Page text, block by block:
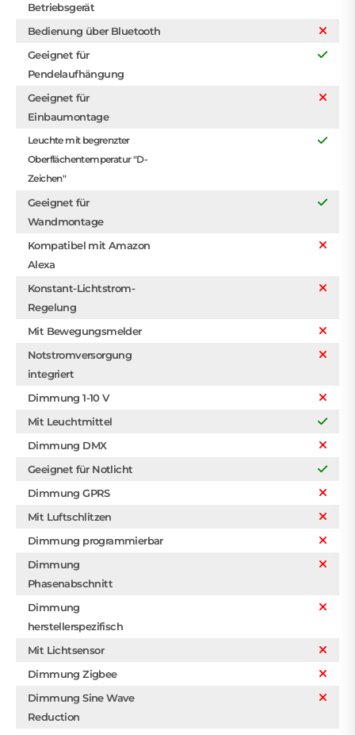
Betriebsgerät
Bedienung über Bluetooth
Geeignet für
Pendelaufhängung
Geeignet für
Einbaumontage
Leuchte mit begrenzter
Oberflächentemperatur "D-
Zeichen"
Geeignet für
Wandmontage
Kompatibel mit Amazon
Alexa
Konstant-Lichtstrom-
Regelung
Mit Bewegungsmelder
Notstromversorgung
integriert
Dimmung 1-10 V
Mit Leuchtmittel
Dimmung DMX
Geeignet für Notlicht
Dimmung GPRS
Mit Luftschlitzen
Dimmung programmierbar
Dimmung
Phasenabschnitt
Dimmung
herstellerspezifisch
Mit Lichtsensor
Dimmung Zigbee
Dimmung Sine Wave
Reduction